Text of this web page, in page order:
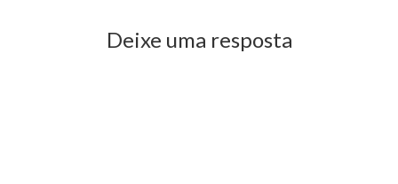
Deixe uma resposta